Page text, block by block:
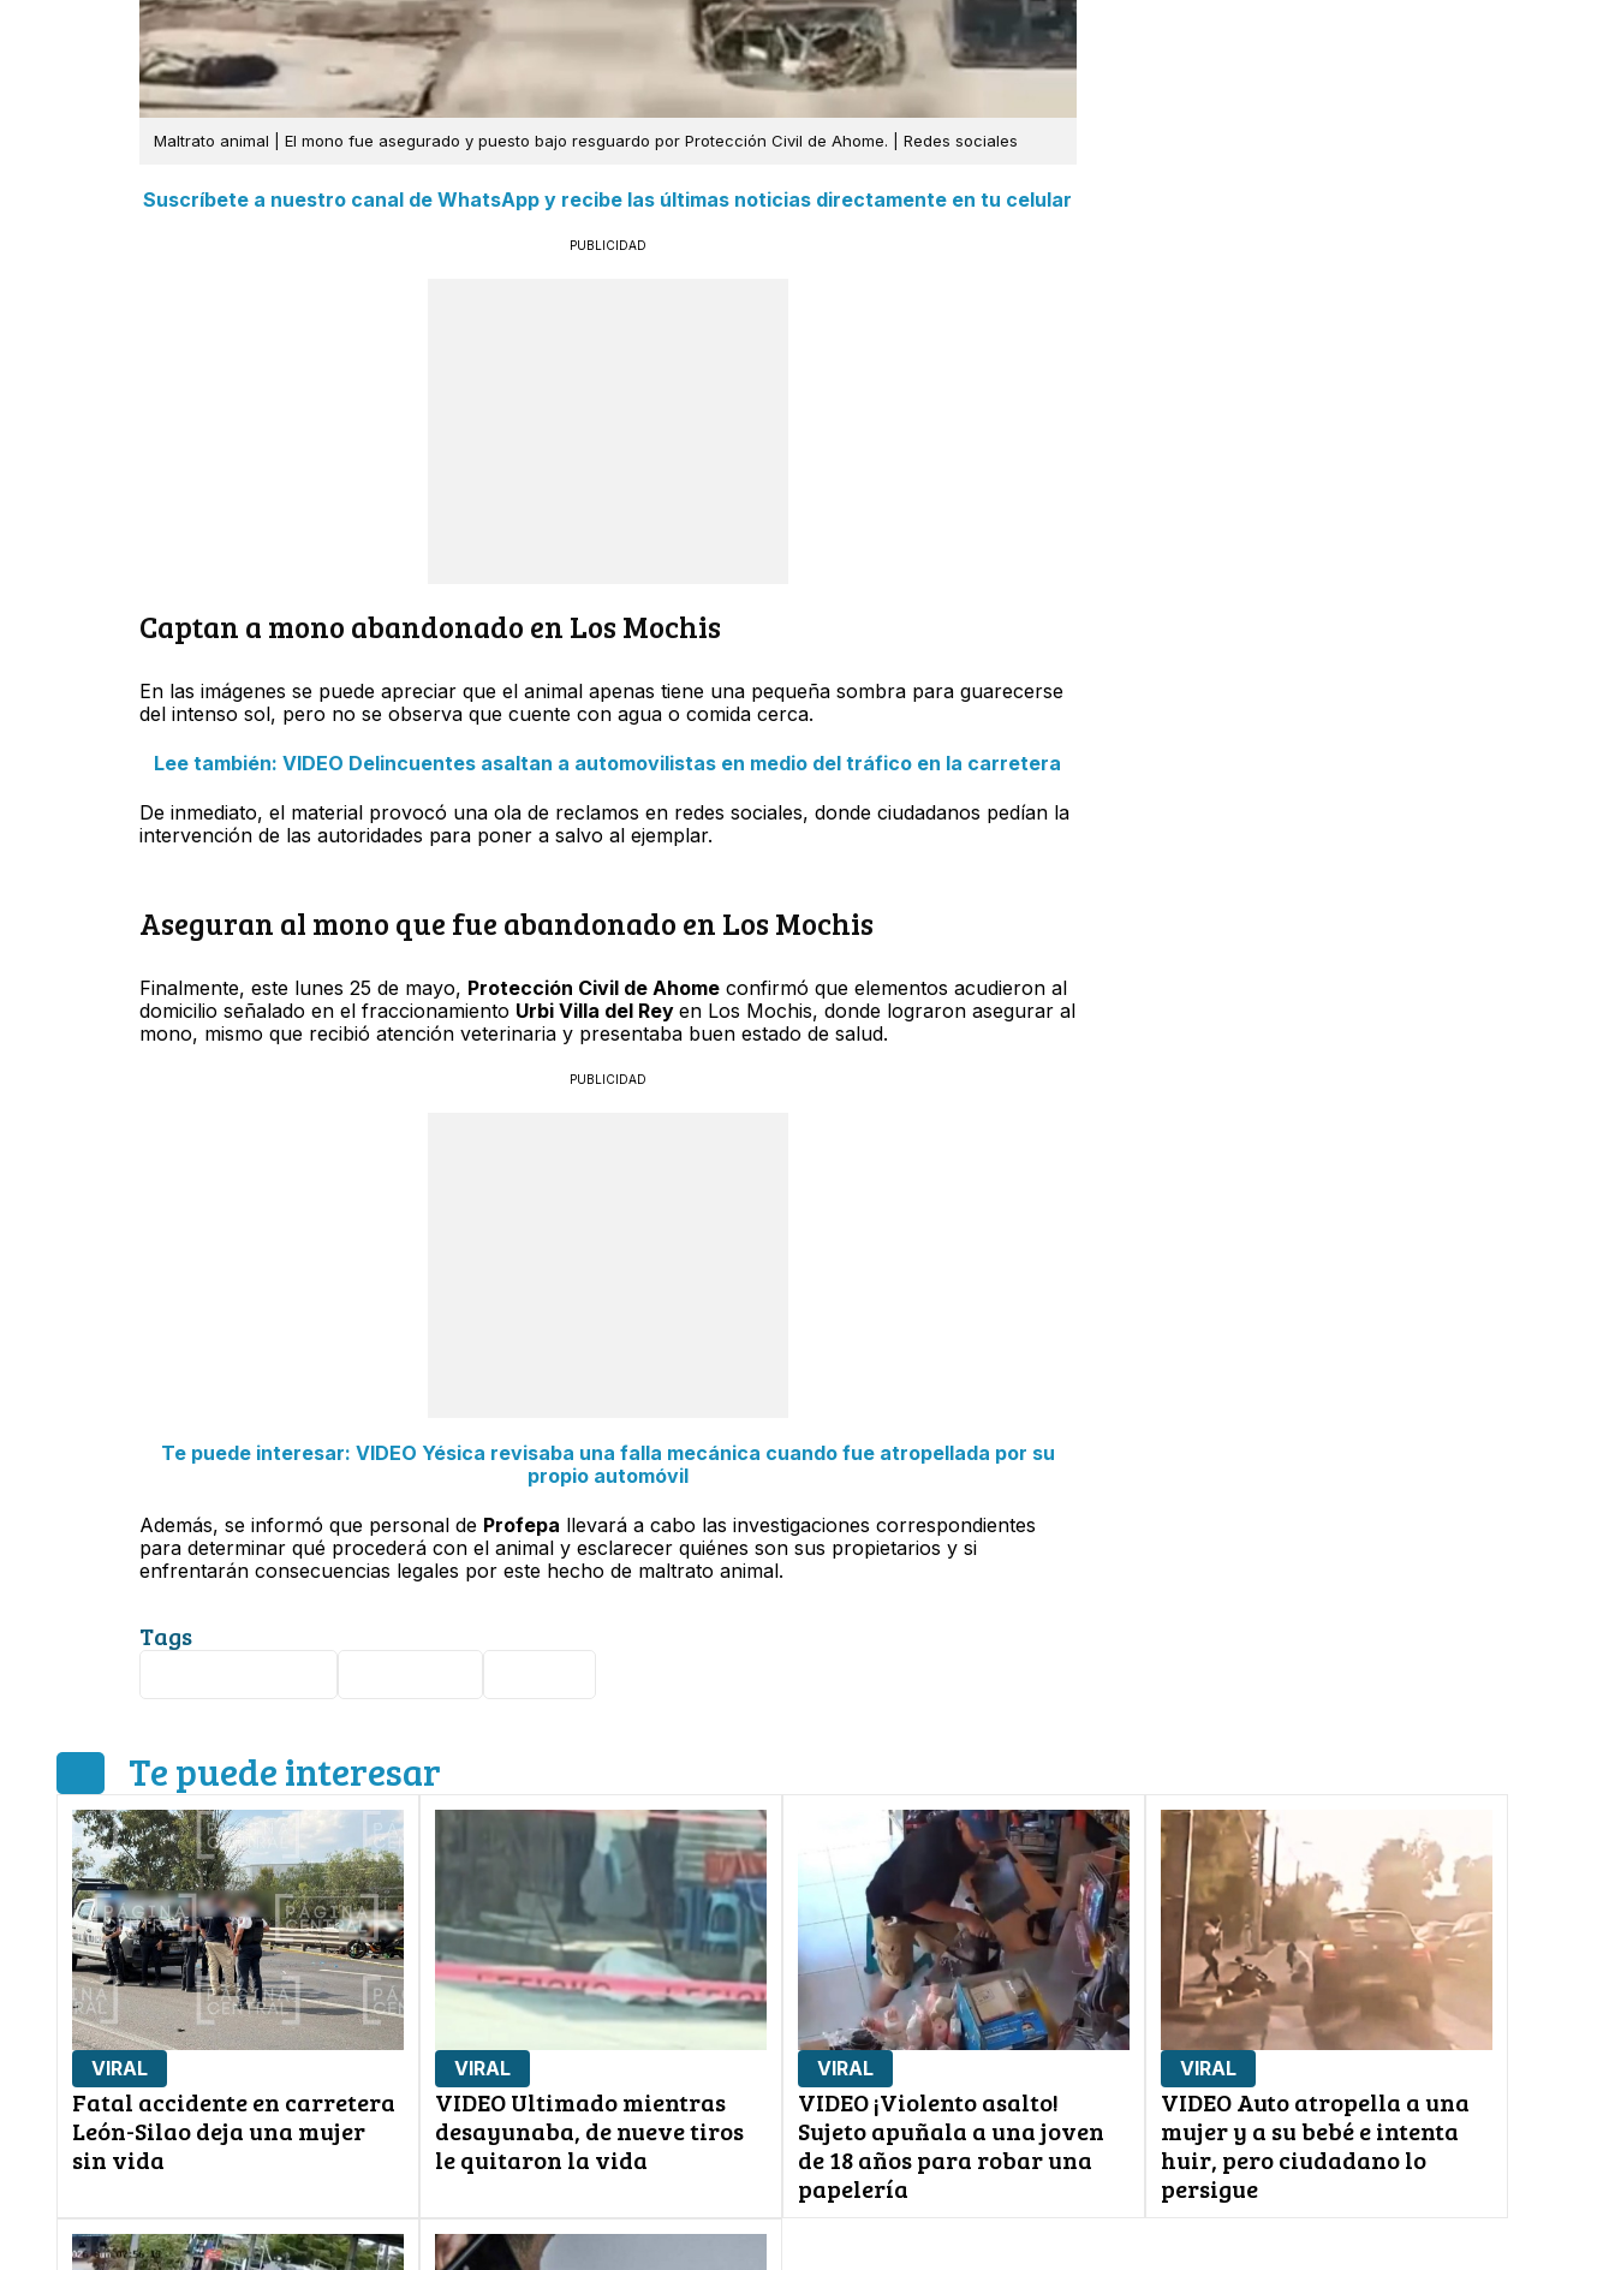
Maltrato animal | El mono fue asegurado y puesto bajo resguardo por Protección Civil de Ahome. | Redes sociales
Suscríbete a nuestro canal de WhatsApp y recibe las últimas noticias directamente en tu celular
PUBLICIDAD
Captan a mono abandonado en Los Mochis
En las imágenes se puede apreciar que el animal apenas tiene una pequeña sombra para guarecerse
del intenso sol, pero no se observa que cuente con agua o comida cerca.
Lee también: VIDEO Delincuentes asaltan a automovilistas en medio del tráfico en la carretera
De inmediato, el material provocó una ola de reclamos en redes sociales, donde ciudadanos pedían la
intervención de las autoridades para poner a salvo al ejemplar.
Aseguran al mono que fue abandonado en Los Mochis
Finalmente, este lunes 25 de mayo, Protección Civil de Ahomeconfirmó que elementos acudieron al
domicilio señalado en el fraccionamiento Urbi Villa del Rey en Los Mochis, donde lograron asegurar al
mono, mismo que recibió atención veterinaria y presentaba buen estado de salud.
PUBLICIDAD
Te puede interesar: VIDEO Yésica revisaba una falla mecánica cuando fue atropellada por su
propio automóvil
Además, se informó que personal de Profepa llevará a cabo las investigaciones correspondientes
para determinar qué procederá con el animal y esclarecer quiénes son sus propietarios y si
enfrentarán consecuencias legales por este hecho de maltrato animal.
Tags
Te puede interesar
VIRAL
Fatal accidente en carretera
León-Silao deja una mujer
sin vida
VIRAL
VIDEO Ultimado mientras
desayunaba, de nueve tiros
le quitaron la vida
VIRAL
VIDEO ¡Violento asalto!
Sujeto apuñala a una joven
de 18 años para robar una
papelería
VIRAL
VIDEO Auto atropella a una
mujer y a su bebé e intenta
huir, pero ciudadano lo
persigue